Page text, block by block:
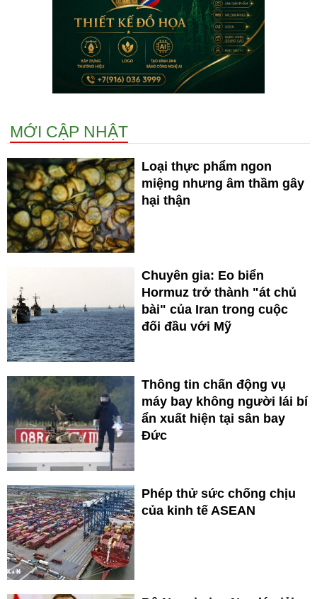
MỚI CẬP NHẬT
Loại thực phẩm ngon
miệng nhưng âm thầm gây
hại thận
Chuyên gia: Eo biển
Hormuz trở thành "át chủ
bài" của Iran trong cuộc
đối đầu với Mỹ
Thông tin chấn động vụ
máy bay không người lái bí
ẩn xuất hiện tại sân bay
Đức
Phép thử sức chống chịu
của kinh tế ASEAN